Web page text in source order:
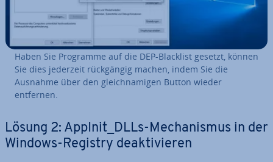
Haben Sie Programme auf die DEP-Blacklist gesetzt, können
Sie dies jederzeit rück­gän­gig machen, indem Sie die
Ausnahme über den gleich­na­mi­gen Button wieder
entfernen.
Lösung 2: AppInit_DLLs-Me­cha­nis­mus in der
Windows-Registry de­ak­ti­vie­ren